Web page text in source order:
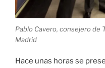
Pablo Cavero, consejero de
Madrid
Hace unas horas se